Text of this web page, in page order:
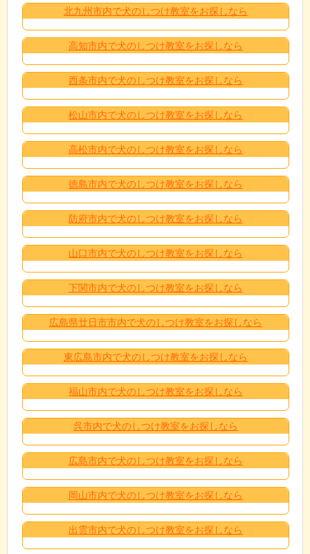
北九州市内で犬のしつけ教室をお探しなら
高知市内で犬のしつけ教室をお探しなら
西条市内で犬のしつけ教室をお探しなら
松山市内で犬のしつけ教室をお探しなら
高松市内で犬のしつけ教室をお探しなら
徳島市内で犬のしつけ教室をお探しなら
防府市内で犬のしつけ教室をお探しなら
山口市内で犬のしつけ教室をお探しなら
下関市内で犬のしつけ教室をお探しなら
広島県廿日市市内で犬のしつけ教室をお探しなら
東広島市内で犬のしつけ教室をお探しなら
福山市内で犬のしつけ教室をお探しなら
呉市内で犬のしつけ教室をお探しなら
広島市内で犬のしつけ教室をお探しなら
岡山市内で犬のしつけ教室をお探しなら
出雲市内で犬のしつけ教室をお探しなら